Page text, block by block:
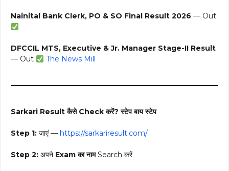
Nainital Bank Clerk, PO & SO Final Result 2026 — Out
DFCCIL MTS, Executive & Jr. Manager Stage-II Result
— Out
The News Mill
Sarkari Result कैसे Check करें? स्टेप बाय स्टेप
Step 1: जाएं — https://sarkariresult.com/
Step 2: अपने Exam का नामSearch करें